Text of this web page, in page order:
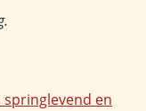
springlevend en